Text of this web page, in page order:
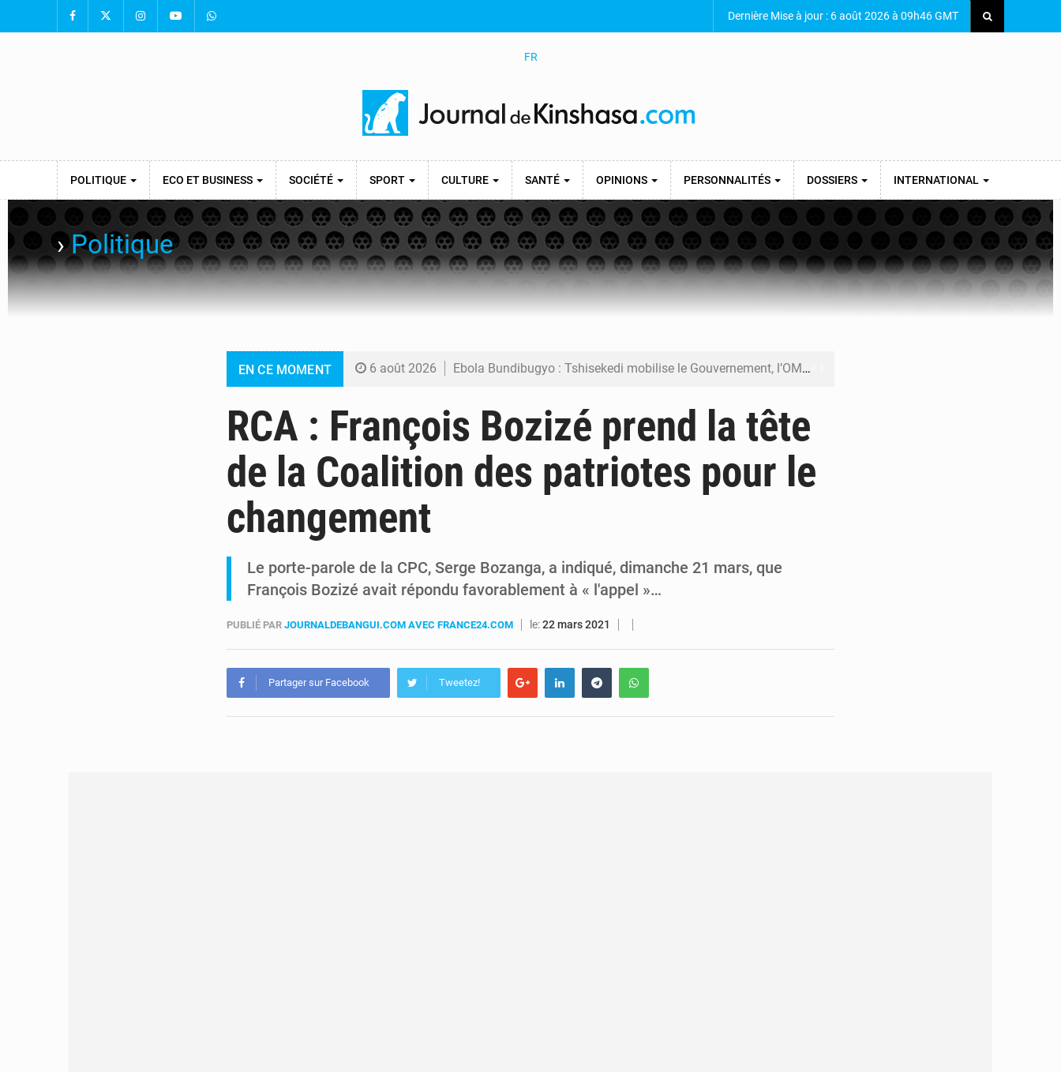
Dernière Mise à jour : 6 août 2026 à 09h46 GMT
FR
POLITIQUE ECO ET BUSINESS SOCIÉTÉ SPORT CULTURE SANTÉ OPINIONS PERSONNALITÉS DOSSIERS INTERNATIONAL
›Politique
EN CE MOMENT 6 août 2026 Ebola Bundibugyo : Tshisekedi mobilise le Gouvernement, l’OMS et Africa CDC pour renforcer la riposte
5 août 2026 FRIVAO : le procès du détournement de 325 millions de dollars reporté à la mi-août
5 août 2026 FIFA : sous pression, Gianni Infantino convoque une réunion de crise au Maroc après l’échec de son projet de réforme
5 août 2026
RCA : François Bozizé prend la tête
de la Coalition des patriotes pour le
changement
Le porte-parole de la CPC, Serge Bozanga, a indiqué, dimanche 21 mars, que
François Bozizé avait répondu favorablement à « l'appel »…
PUBLIÉ PAR JOURNALDEBANGUI.COM AVEC FRANCE24.COM le:22 mars 2021
Partager sur Facebook Tweetez!